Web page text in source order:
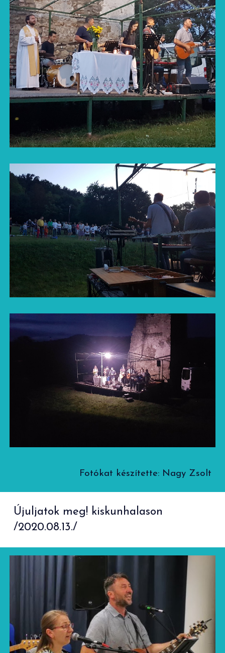
Fotókat készítette: Nagy Zsolt
Újuljatok meg! kiskunhalason
/2020.08.13./